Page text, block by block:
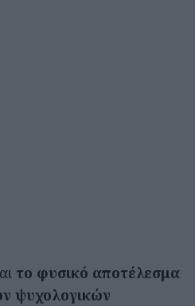
το φυσικό αποτέλεσμα
ψυχολογικών